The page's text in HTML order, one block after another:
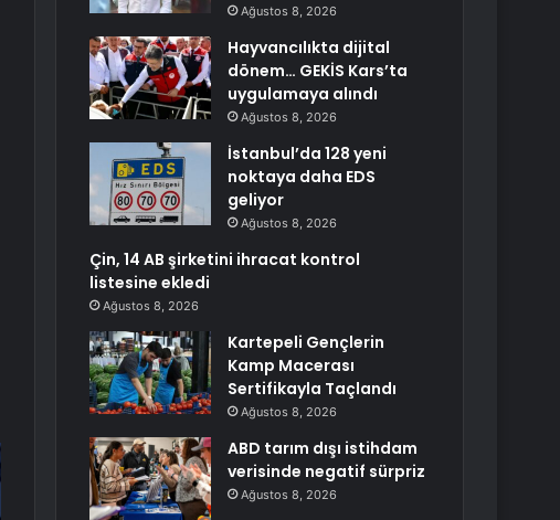
Ağustos 8, 2026
Hayvancılıkta dijital
dönem… GEKİS Kars’ta
uygulamaya alındı
Ağustos 8, 2026
İstanbul’da 128 yeni
noktaya daha EDS
geliyor
Ağustos 8, 2026
Çin, 14 AB şirketini ihracat kontrol
listesine ekledi
Ağustos 8, 2026
Kartepeli Gençlerin
Kamp Macerası
Sertifikayla Taçlandı
Ağustos 8, 2026
ABD tarım dışı istihdam
verisinde negatif sürpriz
Ağustos 8, 2026